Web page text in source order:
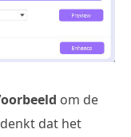
om de
dat het